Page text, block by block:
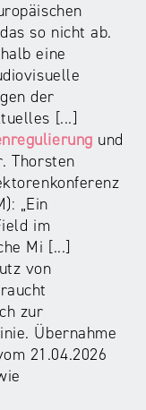
so nicht ab.
eine
der
[...]
und
Thorsten
„Ein
im
Mi [...]
von
zur
Übernahme
21.04.2026